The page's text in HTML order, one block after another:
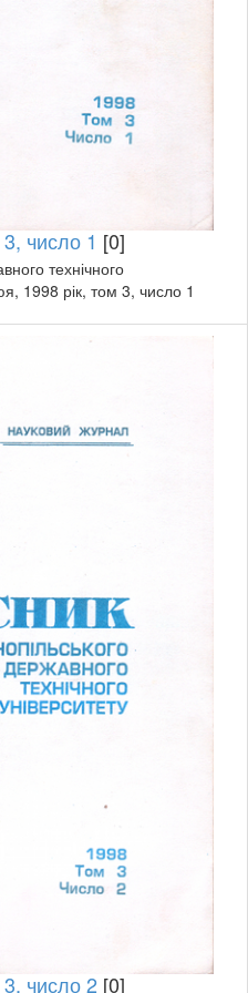
число 1 [0]
технічного
1998 рік, том 3, число 1
число 2 [0]